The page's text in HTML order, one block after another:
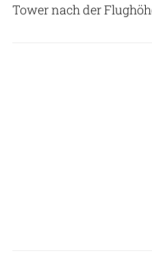
Tower nach der